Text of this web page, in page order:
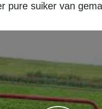
pure suiker van